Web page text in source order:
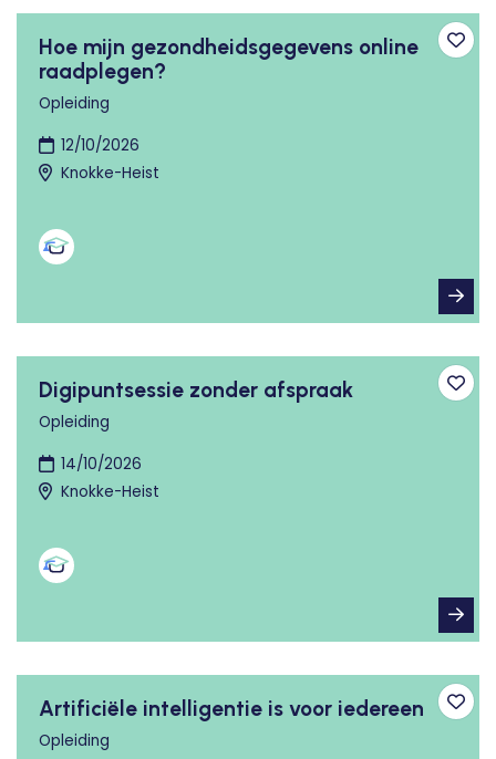
Hoe mijn gezondheidsgegevens online
raadplegen?
Opleiding
12/10/2026
Knokke-Heist
Digipuntsessie zonder afspraak
Opleiding
14/10/2026
Knokke-Heist
Artificiële intelligentie is voor iedereen
Opleiding